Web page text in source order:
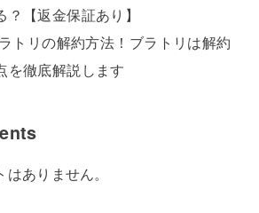
【返金保証あり】
トリの解約方法！ブラトリは解約
を徹底解説します
ありません。